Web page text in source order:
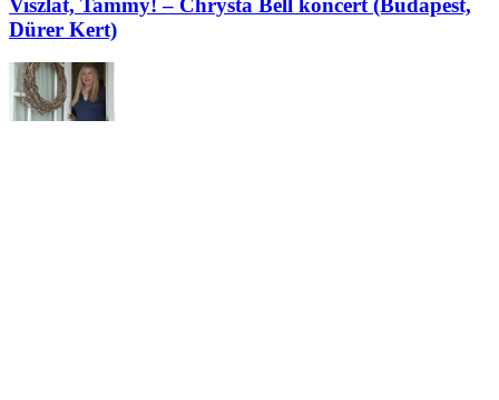
Viszlát, Tammy! – Chrysta Bell koncert (Budapest,
Dürer Kert)